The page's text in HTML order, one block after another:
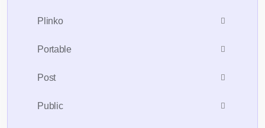
Plinko
Portable
Post
Public